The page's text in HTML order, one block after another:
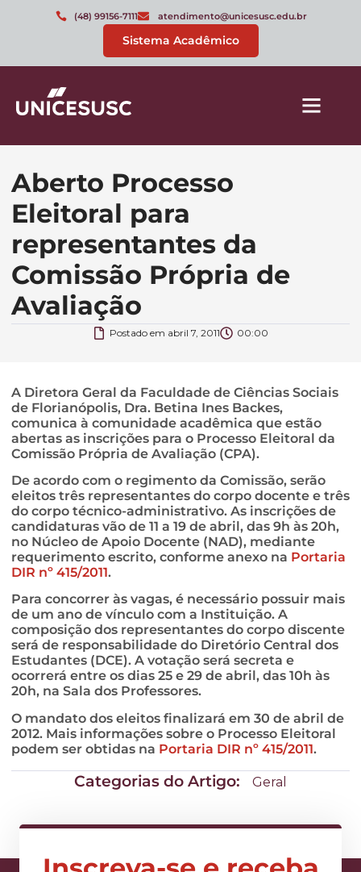
(48) 99156-7111 atendimento@unicesusc.edu.br
Sistema Acadêmico
Aberto Processo
Eleitoral para
representantes da
Comissão Própria de
Avaliação
Postado em abril 7, 2011 00:00
A Diretora Geral da Faculdade de Ciências Sociais
de Florianópolis, Dra. Betina Ines Backes,
comunica à comunidade acadêmica que estão
abertas as inscrições para o Processo Eleitoral da
Comissão Própria de Avaliação (CPA).
De acordo com o regimento da Comissão, serão
eleitos três representantes do corpo docente e três
do corpo técnico-administrativo. As inscrições de
candidaturas vão de 11 a 19 de abril, das 9h às 20h,
no Núcleo de Apoio Docente (NAD), mediante
requerimento escrito, conforme anexo na Portaria
DIR nº 415/2011.
Para concorrer às vagas, é necessário possuir mais
de um ano de vínculo com a Instituição. A
composição dos representantes do corpo discente
será de responsabilidade do Diretório Central dos
Estudantes (DCE). A votação será secreta e
ocorrerá entre os dias 25 e 29 de abril, das 10h às
20h, na Sala dos Professores.
O mandato dos eleitos finalizará em 30 de abril de
2012. Mais informações sobre o Processo Eleitoral
podem ser obtidas na Portaria DIR nº 415/2011.
Categorias do Artigo: Geral